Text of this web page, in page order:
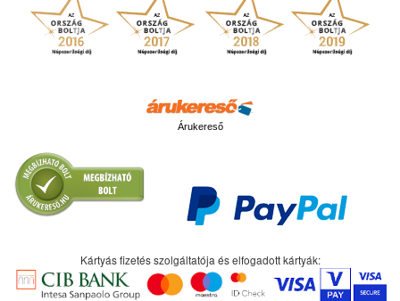
Árukereső
Kártyás fizetés szolgáltatója és elfogadott kártyák: